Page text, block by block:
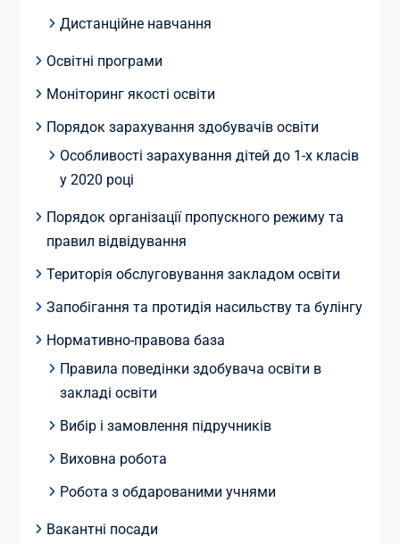
Дистанційне навчання
Освітні програми
Моніторинг якості освіти
Порядок зарахування здобувачів освіти
Особливості зарахування дітей до 1-х класів
у 2020 році
Порядок організації пропускного режиму та
правил відвідування
Територія обслуговування закладом освіти
Запобігання та протидія насильству та булінгу
Нормативно-правова база
Правила поведінки здобувача освіти в
закладі освіти
Вибір і замовлення підручників
Виховна робота
Робота з обдарованими учнями
Вакантні посади